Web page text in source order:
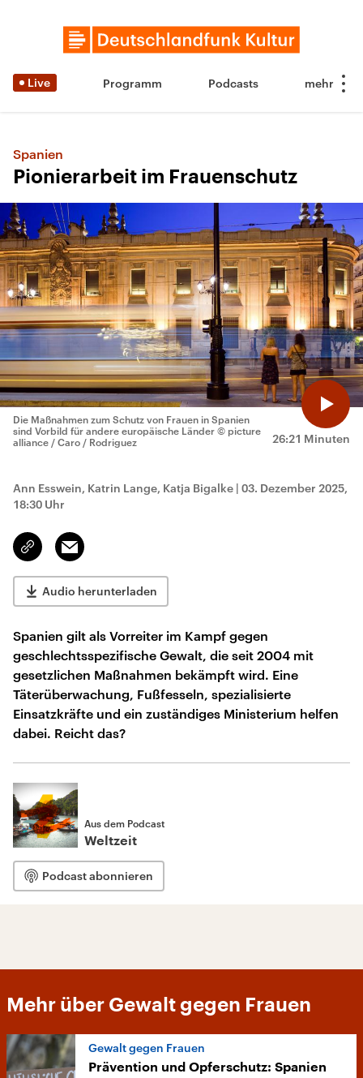
Live Programm Podcasts
Spanien
Pionierarbeit im Frauenschutz
26:21 Minuten
Die Maßnahmen zum Schutz von Frauen in Spanien
sind Vorbild für andere europäische Länder © picture
alliance / Caro / Rodriguez
Ann Esswein, Katrin Lange, Katja Bigalke | 03. Dezember 2025,
18:30 Uhr
Link
kopieren/teilen
Email
Audio herunterladen
Spanien gilt als Vorreiter im Kampf gegen
geschlechtsspezifische Gewalt, die seit 2004 mit
gesetzlichen Maßnahmen bekämpft wird. Eine
Täterüberwachung, Fußfesseln, spezialisierte
Einsatzkräfte und ein zuständiges Ministerium helfen
dabei. Reicht das?
Aus dem Podcast
Weltzeit
Podcast abonnieren
Mehr über Gewalt gegen Frauen
Gewalt gegen Frauen
Prävention und Opferschutz: Spanien